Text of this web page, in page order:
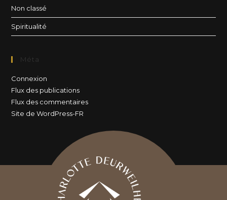
Non classé
Spiritualité
Méta
Connexion
Flux des publications
Flux des commentaires
Site de WordPress-FR